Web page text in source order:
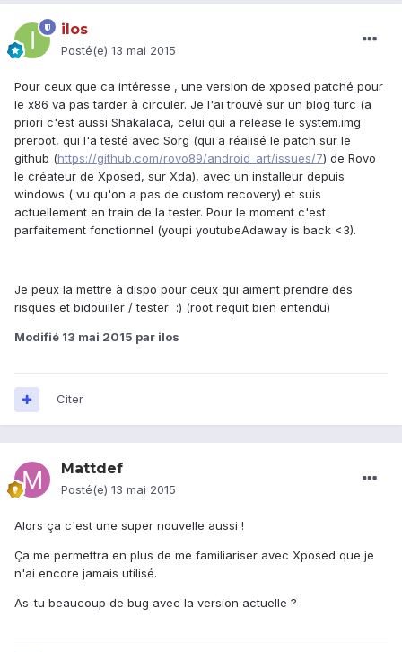
ilos
Posté(e) 13 mai 2015
Pour ceux que ca intéresse , une version de xposed patché pour
le x86 va pas tarder à circuler. Je l'ai trouvé sur un blog turc (a
priori c'est aussi Shakalaca, celui qui a release le system.img
preroot, qui l'a testé avec Sorg (qui a réalisé le patch sur le
github (https://github.com/rovo89/android_art/issues/7) de Rovo
le créateur de Xposed, sur Xda), avec un installeur depuis
windows ( vu qu'on a pas de custom recovery) et suis
actuellement en train de la tester. Pour le moment c'est
parfaitement fonctionnel (youpi youtubeAdaway is back <3).
Je peux la mettre à dispo pour ceux qui aiment prendre des
risques et bidouiller / tester :) (root requit bien entendu)
Modifié 13 mai 2015 par ilos
Citer
Mattdef
Posté(e) 13 mai 2015
Alors ça c'est une super nouvelle aussi !
Ça me permettra en plus de me familiariser avec Xposed que je
n'ai encore jamais utilisé.
As-tu beaucoup de bug avec la version actuelle ?